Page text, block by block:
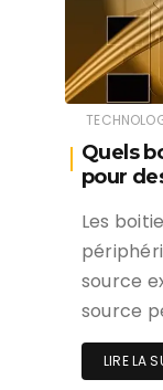
Quels
pour
Les
source
source
LIRE LA